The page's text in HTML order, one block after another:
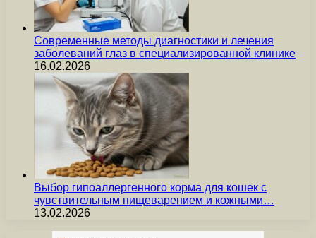
Современные методы диагностики и лечения
заболеваний глаз в специализированной клинике
16.02.2026
Выбор гипоаллергенного корма для кошек с
чувствительным пищеварением и кожными…
13.02.2026